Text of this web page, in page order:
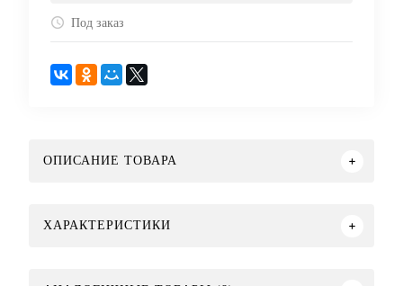
Под заказ
ОПИСАНИЕ ТОВАРА
ХАРАКТЕРИСТИКИ